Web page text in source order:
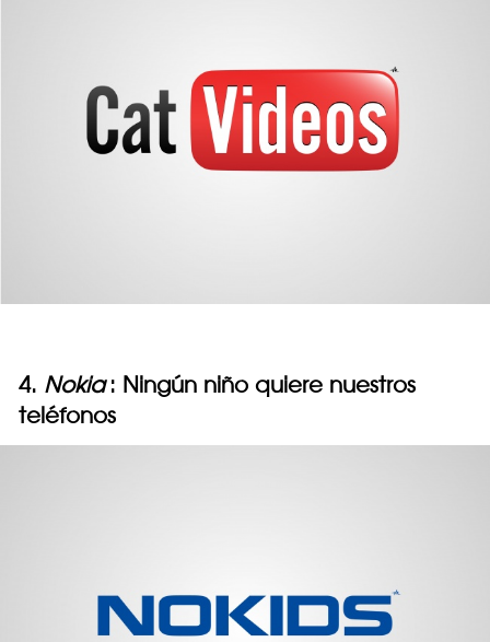
4. Nokia : Ningún niño quiere nuestros
teléfonos